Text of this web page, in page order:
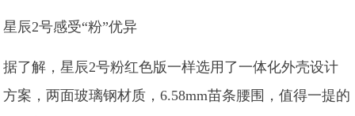
星辰2号感受“粉”优异
据了解，星辰2号粉红色版一样选用了一体化外壳设计
方案，两面玻璃钢材质，6.58mm苗条腰围，值得一提的